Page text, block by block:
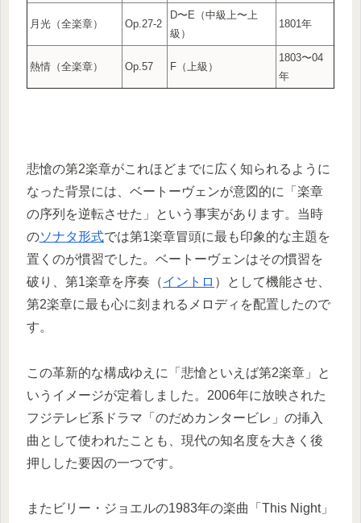
月光（全楽章） Op.27-2
D〜E（中級上〜上
級）
1801年
熱情（全楽章） Op.57 F（上級）
1803〜04
年
悲愴の第2楽章がこれほどまでに広く知られるように
なった背景には、ベートーヴェンが意図的に「楽章
の序列を逆転させた」という事実があります。当時
のソナタ形式では第1楽章冒頭に最も印象的な主題を
置くのが慣習でした。ベートーヴェンはその慣習を
破り、第1楽章を序奏（イントロ ）として機能させ、
第2楽章に最も心に刻まれるメロディを配置したので
す。
この革新的な構成ゆえに「悲愴といえば第2楽章」と
いうイメージが定着しました。2006年に放映された
フジテレビ系ドラマ「のだめカンタービレ」の挿入
曲として使われたことも、現代の知名度を大きく後
押しした要因の一つです。
またビリー・ジョエルの1983年の楽曲「This Night」